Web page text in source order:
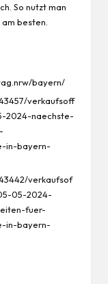
So nutzt man
besten.
bayern/
verkaufsoff
2024-naechste-
in-bayern-
verkaufsof
05-2024-
fuer-
in-bayern-